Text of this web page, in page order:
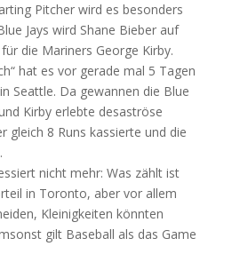
Pitcher wird es besonders
Jays wird Shane Bieber auf
die Mariners George Kirby.
hat es vor gerade mal 5 Tagen
Seattle. Da gewannen die Blue
Kirby erlebte desaströse
gleich 8 Runs kassierte und die
nicht mehr: Was zählt ist
in Toronto, aber vor allem
Kleinigkeiten könnten
gilt Baseball als das Game